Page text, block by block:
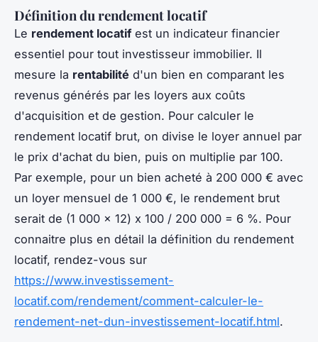
Définition du rendement locatif
Le rendement locatifest un indicateur financier
essentiel pour tout investisseur immobilier. Il
mesure la rentabilité d'un bien en comparant les
revenus générés par les loyers aux coûts
d'acquisition et de gestion. Pour calculer le
rendement locatif brut, on divise le loyer annuel par
le prix d'achat du bien, puis on multiplie par 100.
Par exemple, pour un bien acheté à 200 000 € avec
un loyer mensuel de 1 000 €, le rendement brut
serait de (1 000 x 12) x 100 / 200 000 = 6 %. Pour
connaitre plus en détail la définition du rendement
locatif, rendez-vous sur
https://www.investissement-
locatif.com/rendement/comment-calculer-le-
rendement-net-dun-investissement-locatif.html.